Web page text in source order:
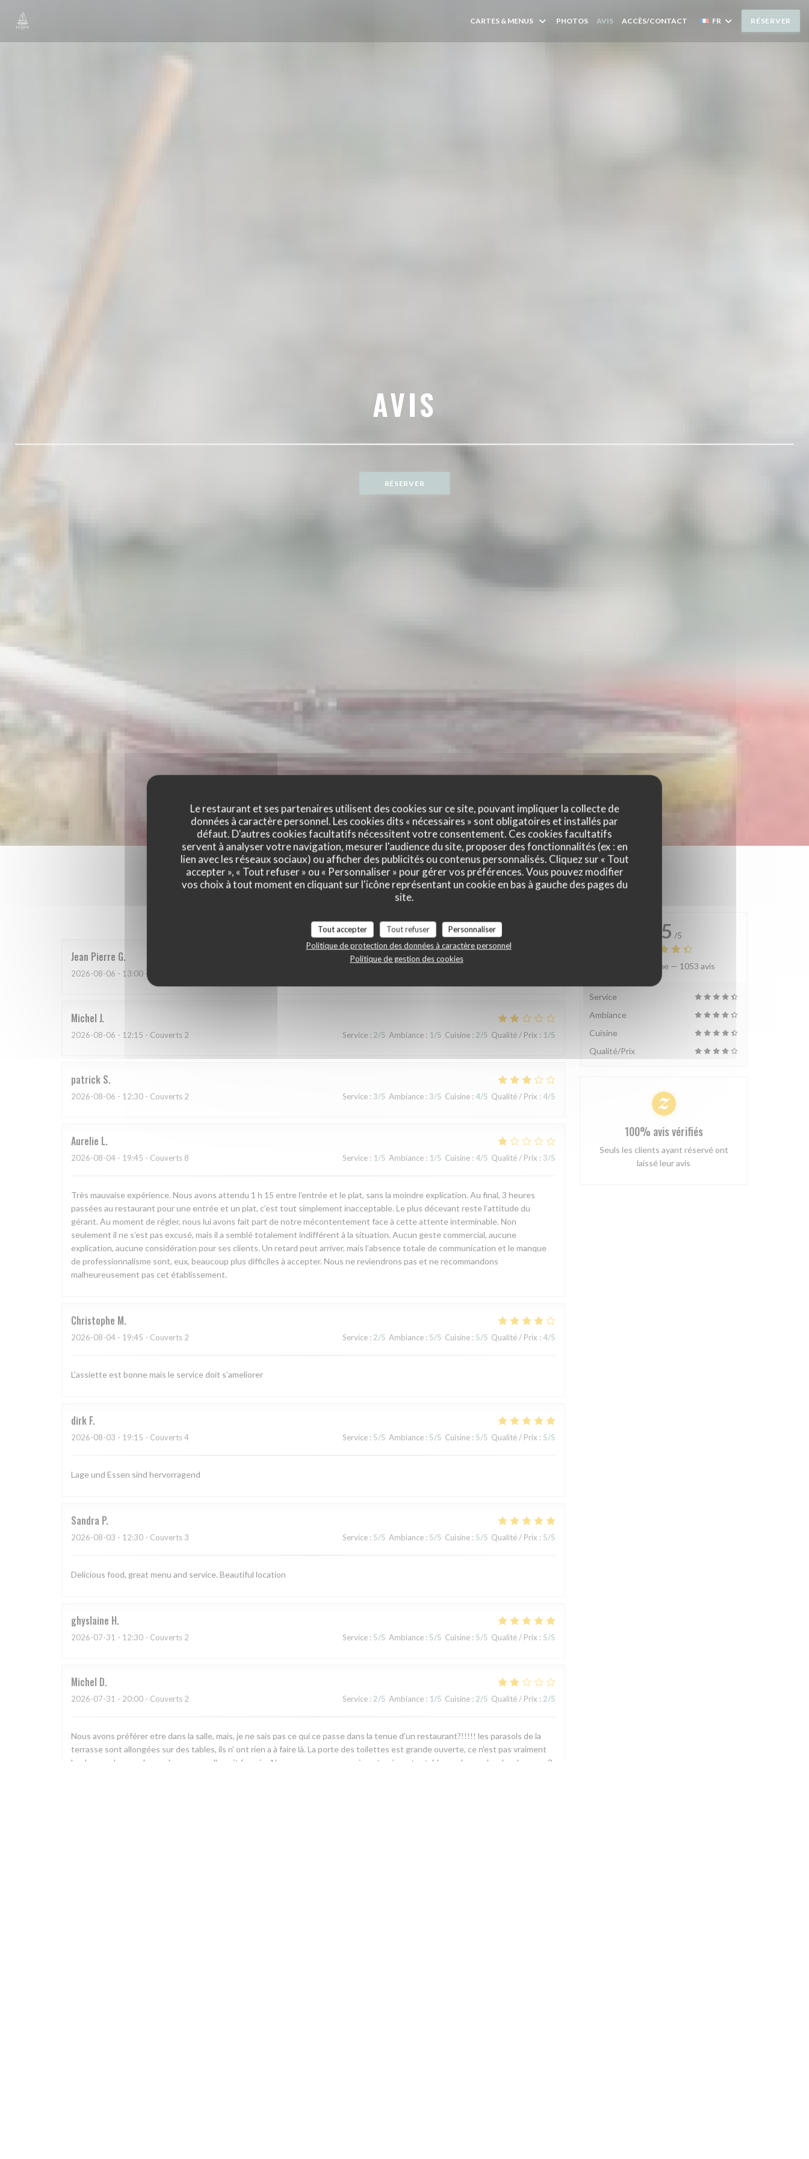
Le restaurant et ses partenaires utilisent des cookies sur ce site, pouvant impliquer la collecte de
données à caractère personnel. Les cookies dits « nécessaires » sont obligatoires et installés par
défaut. D'autres cookies facultatifs nécessitent votre consentement. Ces cookies facultatifs
servent à analyser votre navigation, mesurer l'audience du site, proposer des fonctionnalités (ex : en
lien avec les réseaux sociaux) ou afficher des publicités ou contenus personnalisés. Cliquez sur « Tout
accepter », « Tout refuser » ou « Personnaliser » pour gérer vos préférences. Vous pouvez modifier
vos choix à tout moment en cliquant sur l'icône représentant un cookie en bas à gauche des pages du
site.
Tout accepter Tout refuser
Personnaliser
Politique de protection des données à caractère personnel
Politique de gestion des cookies
CARTES & MENUS PHOTOS AVIS ACCÈS/CONTACT FR RÉSERVER
AVIS
RÉSERVER
Les avis de nos clients
Jean Pierre G
2026-08-06 - 13:00 - Couverts 2
Michel J
2026-08-06 - 12:15 - Couverts 2 Service : 2/5 Ambiance : 1/5 Cuisine : 2/5 Qualité / Prix : 1/5
patrick S
2026-08-06 - 12:30 - Couverts 2 Service : 3/5 Ambiance : 3/5 Cuisine : 4/5 Qualité / Prix : 4/5
Aurelie L
2026-08-04 - 19:45 - Couverts 8 Service : 1/5 Ambiance : 1/5 Cuisine : 4/5 Qualité / Prix : 3/5
Très mauvaise expérience. Nous avons attendu 1 h 15 entre l’entrée et le plat, sans la moindre explication. Au final, 3 heures
passées au restaurant pour une entrée et un plat, c’est tout simplement inacceptable. Le plus décevant reste l’attitude du
gérant. Au moment de régler, nous lui avons fait part de notre mécontentement face à cette attente interminable. Non
seulement il ne s’est pas excusé, mais il a semblé totalement indifférent à la situation. Aucun geste commercial, aucune
explication, aucune considération pour ses clients. Un retard peut arriver, mais l’absence totale de communication et le manque
de professionnalisme sont, eux, beaucoup plus difficiles à accepter. Nous ne reviendrons pas et ne recommandons
malheureusement pas cet établissement.
Christophe M
2026-08-04 - 19:45 - Couverts 2 Service : 2/5 Ambiance : 5/5 Cuisine : 5/5 Qualité / Prix : 4/5
L’assiette est bonne mais le service doit s’ameliorer
dirk F
2026-08-03 - 19:15 - Couverts 4 Service : 5/5 Ambiance : 5/5 Cuisine : 5/5 Qualité / Prix : 5/5
Lage und Essen sind hervorragend
Sandra P
2026-08-03 - 12:30 - Couverts 3 Service : 5/5 Ambiance : 5/5 Cuisine : 5/5 Qualité / Prix : 5/5
Delicious food, great menu and service. Beautiful location
ghyslaine H
2026-07-31 - 12:30 - Couverts 2 Service : 5/5 Ambiance : 5/5 Cuisine : 5/5 Qualité / Prix : 5/5
Michel D
2026-07-31 - 20:00 - Couverts 2 Service : 2/5 Ambiance : 1/5 Cuisine : 2/5 Qualité / Prix : 2/5
Nous avons préférer etre dans la salle, mais, je ne sais pas ce qui ce passe dans la tenue d'un restaurant?!!!!! les parasols de la
terrasse sont allongées sur des tables, ils n' ont rien a à faire là. La porte des toilettes est grande ouverte, ce n'est pas vraiment
kool, nous devons demander pour quelle soit fermée. Nous ne savons pas vraiment qui a notre table en charge; La planche pour 2,
4.5 /5
Note moyenne — 1053 avis
Service
Ambiance
Cuisine
Qualité/Prix
100% avis vérifiés
Seuls les clients ayant réservé ont
laissé leur avis